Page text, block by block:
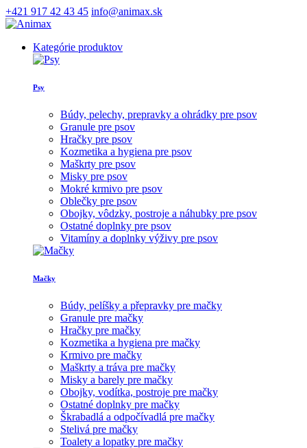
+421 917 42 43 45 info@animax.sk
Kategórie produktov
Psy
Búdy, pelechy, prepravky a ohrádky pre psov
Granule pre psov
Hračky pre psov
Kozmetika a hygiena pre psov
Maškrty pre psov
Misky pre psov
Mokré krmivo pre psov
Oblečky pre psov
Obojky, vôdzky, postroje a náhubky pre psov
Ostatné doplnky pre psov
Vitamíny a doplnky výživy pre psov
Mačky
Búdy, pelíšky a přepravky pre mačky
Granule pre mačky
Hračky pre mačky
Kozmetika a hygiena pre mačky
Krmivo pre mačky
Maškrty a tráva pre mačky
Misky a barely pre mačky
Obojky, vodítka, postroje pre mačky
Ostatné doplnky pre mačky
Škrabadlá a odpočívadlá pre mačky
Stelivá pre mačky
Toalety a lopatky pre mačky